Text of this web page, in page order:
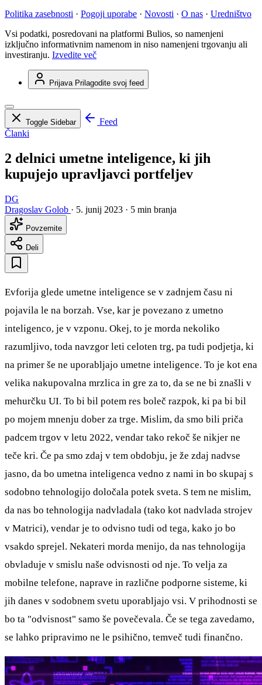
Politika zasebnosti · Pogoji uporabe · Novosti · O nas · Uredništvo
Vsi podatki, posredovani na platformi Bulios, so namenjeni
izključno informativnim namenom in niso namenjeni trgovanju ali
investiranju. Izvedite več
Prijava Prilagodite svoj feed
Toggle Sidebar
Feed
Članki
2 delnici umetne inteligence, ki jih
kupujejo upravljavci portfeljev
DG
Dragoslav Golob · 5. junij 2023 · 5 min branja
Povzemite
Deli
Evforija glede umetne inteligence se v zadnjem času ni
pojavila le na borzah. Vse, kar je povezano z umetno
inteligenco, je v vzponu. Okej, to je morda nekoliko
razumljivo, toda navzgor leti celoten trg, pa tudi podjetja, ki
na primer še ne uporabljajo umetne inteligence. To je kot ena
velika nakupovalna mrzlica in gre za to, da se ne bi znašli v
mehurčku UI. To bi bil potem res boleč razpok, ki pa bi bil
po mojem mnenju dober za trge. Mislim, da smo bili priča
padcem trgov v letu 2022, vendar tako rekoč še nikjer ne
teče kri. Če pa smo zdaj v tem obdobju, je že zdaj nadvse
jasno, da bo umetna inteligenca vedno z nami in bo skupaj s
sodobno tehnologijo določala potek sveta. S tem ne mislim,
da nas bo tehnologija nadvladala (tako kot nadvlada strojev
v Matrici), vendar je to odvisno tudi od tega, kako jo bo
vsakdo sprejel. Nekateri morda menijo, da nas tehnologija
obvladuje v smislu naše odvisnosti od nje. To velja za
mobilne telefone, naprave in različne podporne sisteme, ki
jih danes v sodobnem svetu uporabljajo vsi. V prihodnosti se
bo ta "odvisnost" samo še povečevala. Če se tega zavedamo,
se lahko pripravimo ne le psihično, temveč tudi finančno.